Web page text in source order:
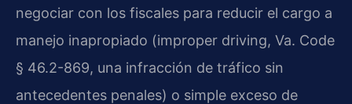
negociar con los fiscales para reducir el cargo a
manejo inapropiado (improper driving, Va. Code
§ 46.2-869, una infracción de tráfico sin
antecedentes penales) o simple exceso de